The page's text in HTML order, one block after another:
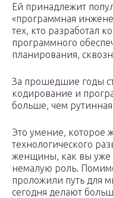
Ей принадлежит
«программная
тех, кто разработал
программного
планирования,
За прошедшие годы
кодирование и
больше, чем
Это умение, которое
технологического
женщины, как вы уже
немалую роль.
проложили путь для
сегодня делают